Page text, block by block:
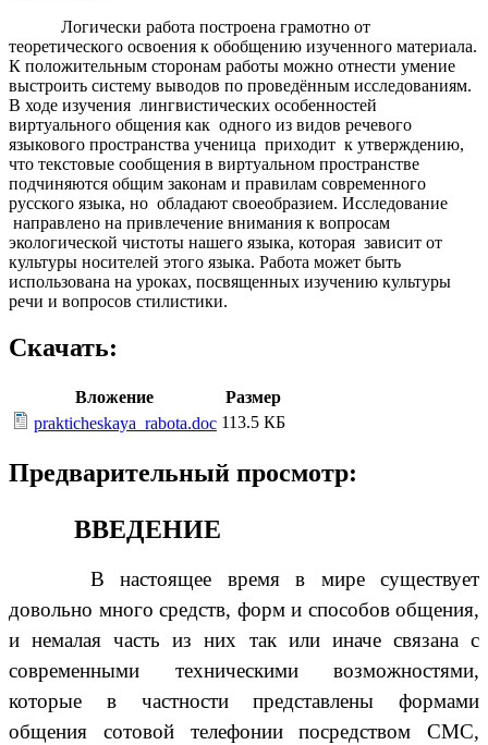
Логически работа построена грамотно от
теоретического освоения к обобщению изученного материала.
К положительным сторонам работы можно отнести умение
выстроить систему выводов по проведённым исследованиям.
В ходе изучения лингвистических особенностей
виртуального общения как одного из видов речевого
языкового пространства ученица приходит к утверждению,
что текстовые сообщения в виртуальном пространстве
подчиняются общим законам и правилам современного
русского языка, но обладают своеобразием. Исследование
направлено на привлечение внимания к вопросам
экологической чистоты нашего языка, которая зависит от
культуры носителей этого языка. Работа может быть
использована на уроках, посвященных изучению культуры
речи и вопросов стилистики.
Скачать:
Вложение
Размер
prakticheskaya_rabota.doc 113.5 КБ
Предварительный просмотр:
ВВЕДЕНИЕ
В настоящее время в мире существует
довольно много средств, форм и способов общения,
и немалая часть из них так или иначе связана с
современными техническими возможностями,
которые в частности представлены формами
общения сотовой телефонии посредством СМС,